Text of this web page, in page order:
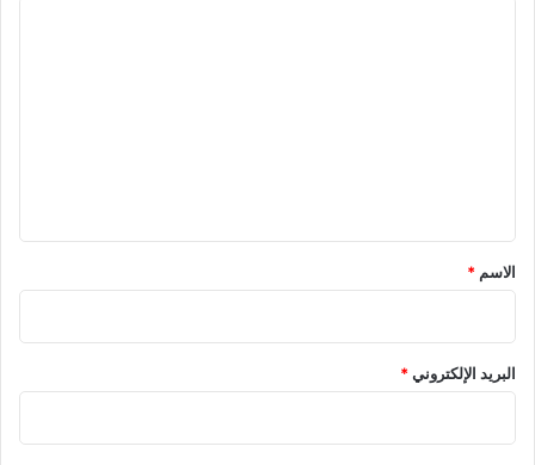
*
الاسم *
البريد الإلكتروني*